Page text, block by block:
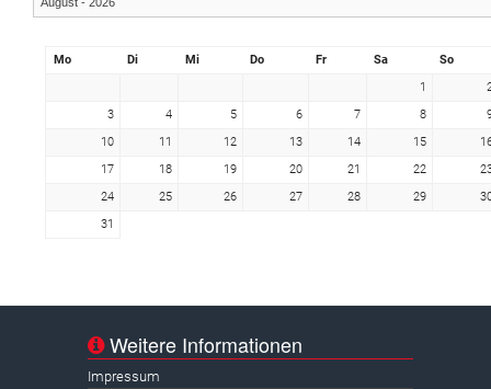
Mo Di Mi Do Fr Sa
So
1
3
4 5 6 7 8
10
11 12 13 14 15
17
18 19 20 21 22
24
25 26 27 28 29
31
Weitere Informationen
Impressum